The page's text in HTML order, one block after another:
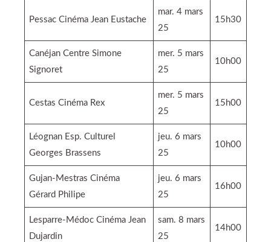
Pessac Cinéma Jean Eustache
mar. 4 mars
25
15h30
Canéjan Centre Simone
Signoret
mer. 5 mars
25
10h00
Cestas Cinéma Rex
mer. 5 mars
25
15h00
Léognan Esp. Culturel
Georges Brassens
jeu. 6 mars
25
10h00
Gujan-Mestras Cinéma
Gérard Philipe
jeu. 6 mars
25
16h00
Lesparre-Médoc Cinéma Jean
Dujardin
sam. 8 mars
25
14h00